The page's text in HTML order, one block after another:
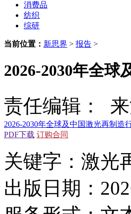
消费品
纺织
综研
当前位置： 新思界 > 报告 >
2026-2030年全
责任编辑：
2026-2030年全球及中国激光再制造
PDF下载 订购合同
关键字：激光
出版日期：